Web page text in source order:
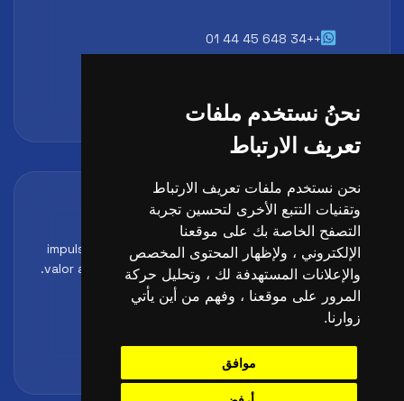
نحنُ نستخدم ملفات
تعريف الارتباط
نحن نستخدم ملفات تعريف الارتباط
وتقنيات التتبع الأخرى لتحسين تجربة
التصفح الخاصة بك على موقعنا
الإلكتروني ، ولإظهار المحتوى المخصص
والإعلانات المستهدفة لك ، وتحليل حركة
المرور على موقعنا ، وفهم من أين يأتي
زوارنا.
موافق
++34 648 45 44 01
Acreditaciones y alianzas
Formación, metodología y reconocimiento para
impulsar el perfil profesional del alumno y reforzar su
valor ante clubes, academias y entidades deportivas.